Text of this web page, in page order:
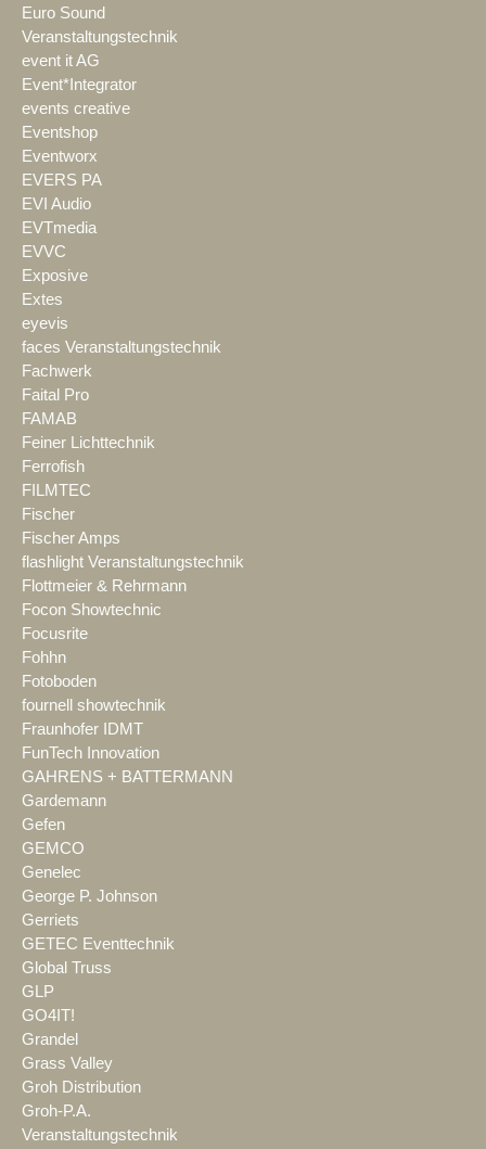
Euro Sound
Veranstaltungstechnik
event it AG
Event*Integrator
events creative
Eventshop
Eventworx
EVERS PA
EVI Audio
EVTmedia
EVVC
Exposive
Extes
eyevis
faces Veranstaltungstechnik
Fachwerk
Faital Pro
FAMAB
Feiner Lichttechnik
Ferrofish
FILMTEC
Fischer
Fischer Amps
flashlight Veranstaltungstechnik
Flottmeier & Rehrmann
Focon Showtechnic
Focusrite
Fohhn
Fotoboden
fournell showtechnik
Fraunhofer IDMT
FunTech Innovation
GAHRENS + BATTERMANN
Gardemann
Gefen
GEMCO
Genelec
George P. Johnson
Gerriets
GETEC Eventtechnik
Global Truss
GLP
GO4IT!
Grandel
Grass Valley
Groh Distribution
Groh-P.A.
Veranstaltungstechnik